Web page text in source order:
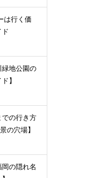
は行く価
緑地公園の
】
での行き方
の穴場】
の隠れ名